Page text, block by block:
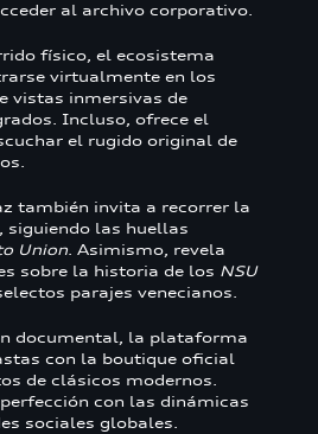
al archivo corporativo.
físico, el ecosistema
virtualmente en los
vistas inmersivas de
Incluso, ofrece el
el rugido original de
también invita a recorrer la
siguiendo las huellas
Union. Asimismo, revela
sobre la historia de los NSU
parajes venecianos.
documental, la plataforma
con la boutique oficial
de clásicos modernos.
con las dinámicas
sociales globales.